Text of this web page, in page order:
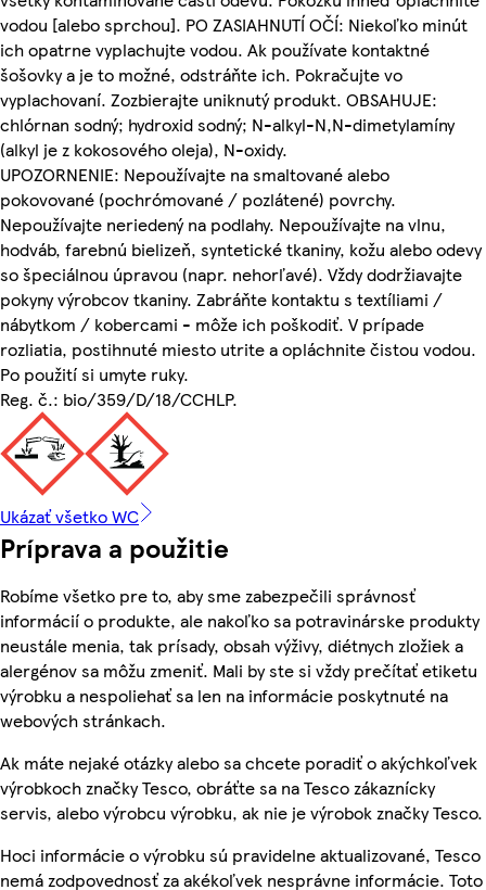
vodou [alebo sprchou]. PO ZASIAHNUTÍ OČÍ: Niekoľko minút
ich opatrne vyplachujte vodou. Ak používate kontaktné
šošovky a je to možné, odstráňte ich. Pokračujte vo
vyplachovaní. Zozbierajte uniknutý produkt. OBSAHUJE:
chlórnan sodný; hydroxid sodný; N-alkyl-N,N-dimetylamíny
(alkyl je z kokosového oleja), N-oxidy.
UPOZORNENIE: Nepoužívajte na smaltované alebo
pokovované (pochrómované / pozlátené) povrchy.
Nepoužívajte neriedený na podlahy. Nepoužívajte na vlnu,
hodváb, farebnú bielizeň, syntetické tkaniny, kožu alebo odevy
so špeciálnou úpravou (napr. nehorľavé). Vždy dodržiavajte
pokyny výrobcov tkaniny. Zabráňte kontaktu s textíliami /
nábytkom / kobercami - môže ich poškodiť. V prípade
rozliatia, postihnuté miesto utrite a opláchnite čistou vodou.
Po použití si umyte ruky.
Reg. č.: bio/359/D/18/CCHLP.
Ukázať všetko WC
Príprava a použitie
Robíme všetko pre to, aby sme zabezpečili správnosť
informácií o produkte, ale nakoľko sa potravinárske produkty
neustále menia, tak prísady, obsah výživy, diétnych zložiek a
alergénov sa môžu zmeniť. Mali by ste si vždy prečítať etiketu
výrobku a nespoliehať sa len na informácie poskytnuté na
webových stránkach.
Ak máte nejaké otázky alebo sa chcete poradiť o akýchkoľvek
výrobkoch značky Tesco, obráťte sa na Tesco zákaznícky
servis, alebo výrobcu výrobku, ak nie je výrobok značky Tesco.
Hoci informácie o výrobku sú pravidelne aktualizované, Tesco
nemá zodpovednosť za akékoľvek nesprávne informácie. Toto